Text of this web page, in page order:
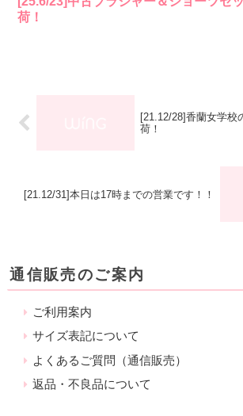
荷！
[21.12/28]香蘭女学校
荷！
[21.12/31]本日は17時までの営業です！！
通信販売のご案内
ご利用案内
サイズ表記について
よくあるご質問（通信販売）
返品・不良品について